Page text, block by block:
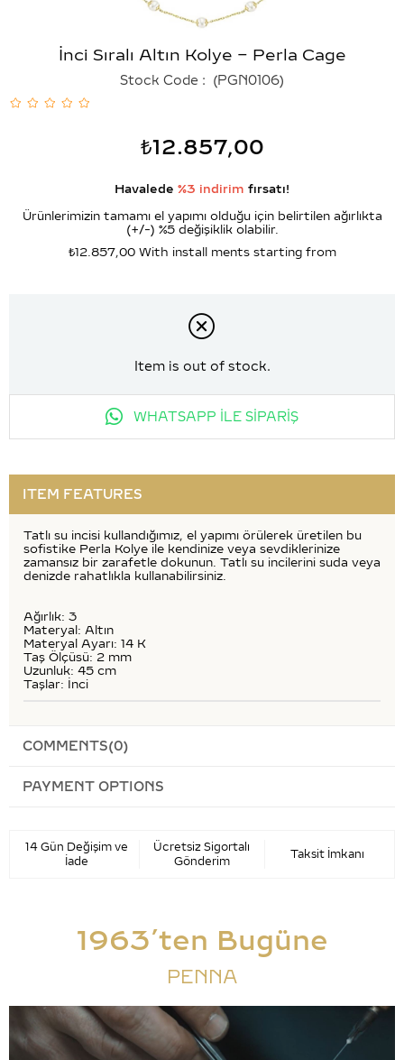
İnci Sıralı Altın Kolye – Perla Cage
Stock Code (PGN0106)
₺12.857,00
Havalede %3 indirim fırsatı!
Ürünlerimizin tamamı el yapımı olduğu için belirtilen ağırlıkta
(+/-) %5 değişiklik olabilir.
₺12.857,00 With install ments starting from
Item is out of stock.
WHATSAPP İLE SİPARİŞ
ITEM FEATURES
Tatlı su incisi kullandığımız, el yapımı örülerek üretilen bu
sofistike Perla Kolye ile kendinize veya sevdiklerinize
zamansız bir zarafetle dokunun. Tatlı su incilerini suda veya
denizde rahatlıkla kullanabilirsiniz.
Ağırlık: 3
Materyal: Altın
Materyal Ayarı: 14 K
Taş Ölçüsü: 2 mm
Uzunluk: 45 cm
Taşlar: İnci
COMMENTS(0)
PAYMENT OPTIONS
14 Gün Değişim ve
İade
Ücretsiz Sigortalı
Gönderim
Taksit İmkanı
1963’ten Bugüne
PENNA